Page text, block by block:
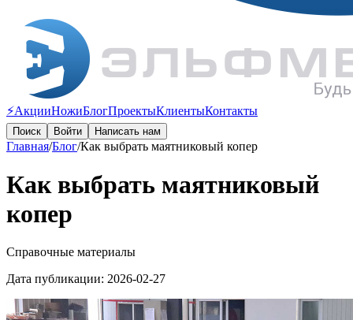
⚡️АкцииНожиБлогПроектыКлиентыКонтакты
Поиск Войти Написать нам
Главная/Блог/Как выбрать маятниковый копер
Как выбрать маятниковый
копер
Справочные материалы
Дата публикации: 2026-02-27